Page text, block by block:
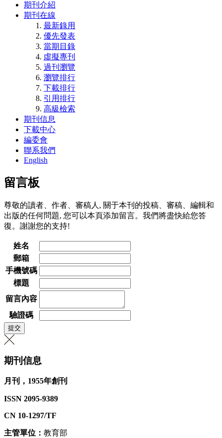
期刊介紹
期刊在線
最新錄用
優先發表
當期目錄
虛擬專刊
過刊瀏覽
瀏覽排行
下載排行
引用排行
高級檢索
期刊信息
下載中心
編委會
聯系我們
English
留言板
尊敬的讀者、作者、審稿人, 關于本刊的投稿、審稿、編輯和
出版的任何問題, 您可以本頁添加留言。我們將盡快給您答
復。謝謝您的支持!
姓名
郵箱
手機號碼
標題
留言內容
驗證碼
期刊信息
月刊，1955年創刊
ISSN 2095-9389
CN 10-1297/TF
主管單位： 教育部